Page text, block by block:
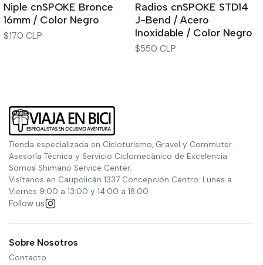
Niple cnSPOKE Bronce
16mm / Color Negro
$170 CLP
Radios cnSPOKE STD14
J-Bend / Acero
Inoxidable / Color Negro
$550 CLP
Tienda especializada en Cicloturismo, Gravel y Commuter.
Asesoría Técnica y Servicio Ciclomecánico de Excelencia.
Somos Shimano Service Center.
Visítanos en Caupolicán 1337 Concepción Centro. Lunes a
Viernes 9:00 a 13:00 y 14:00 a 18:00
Follow us
Sobre Nosotros
Contacto